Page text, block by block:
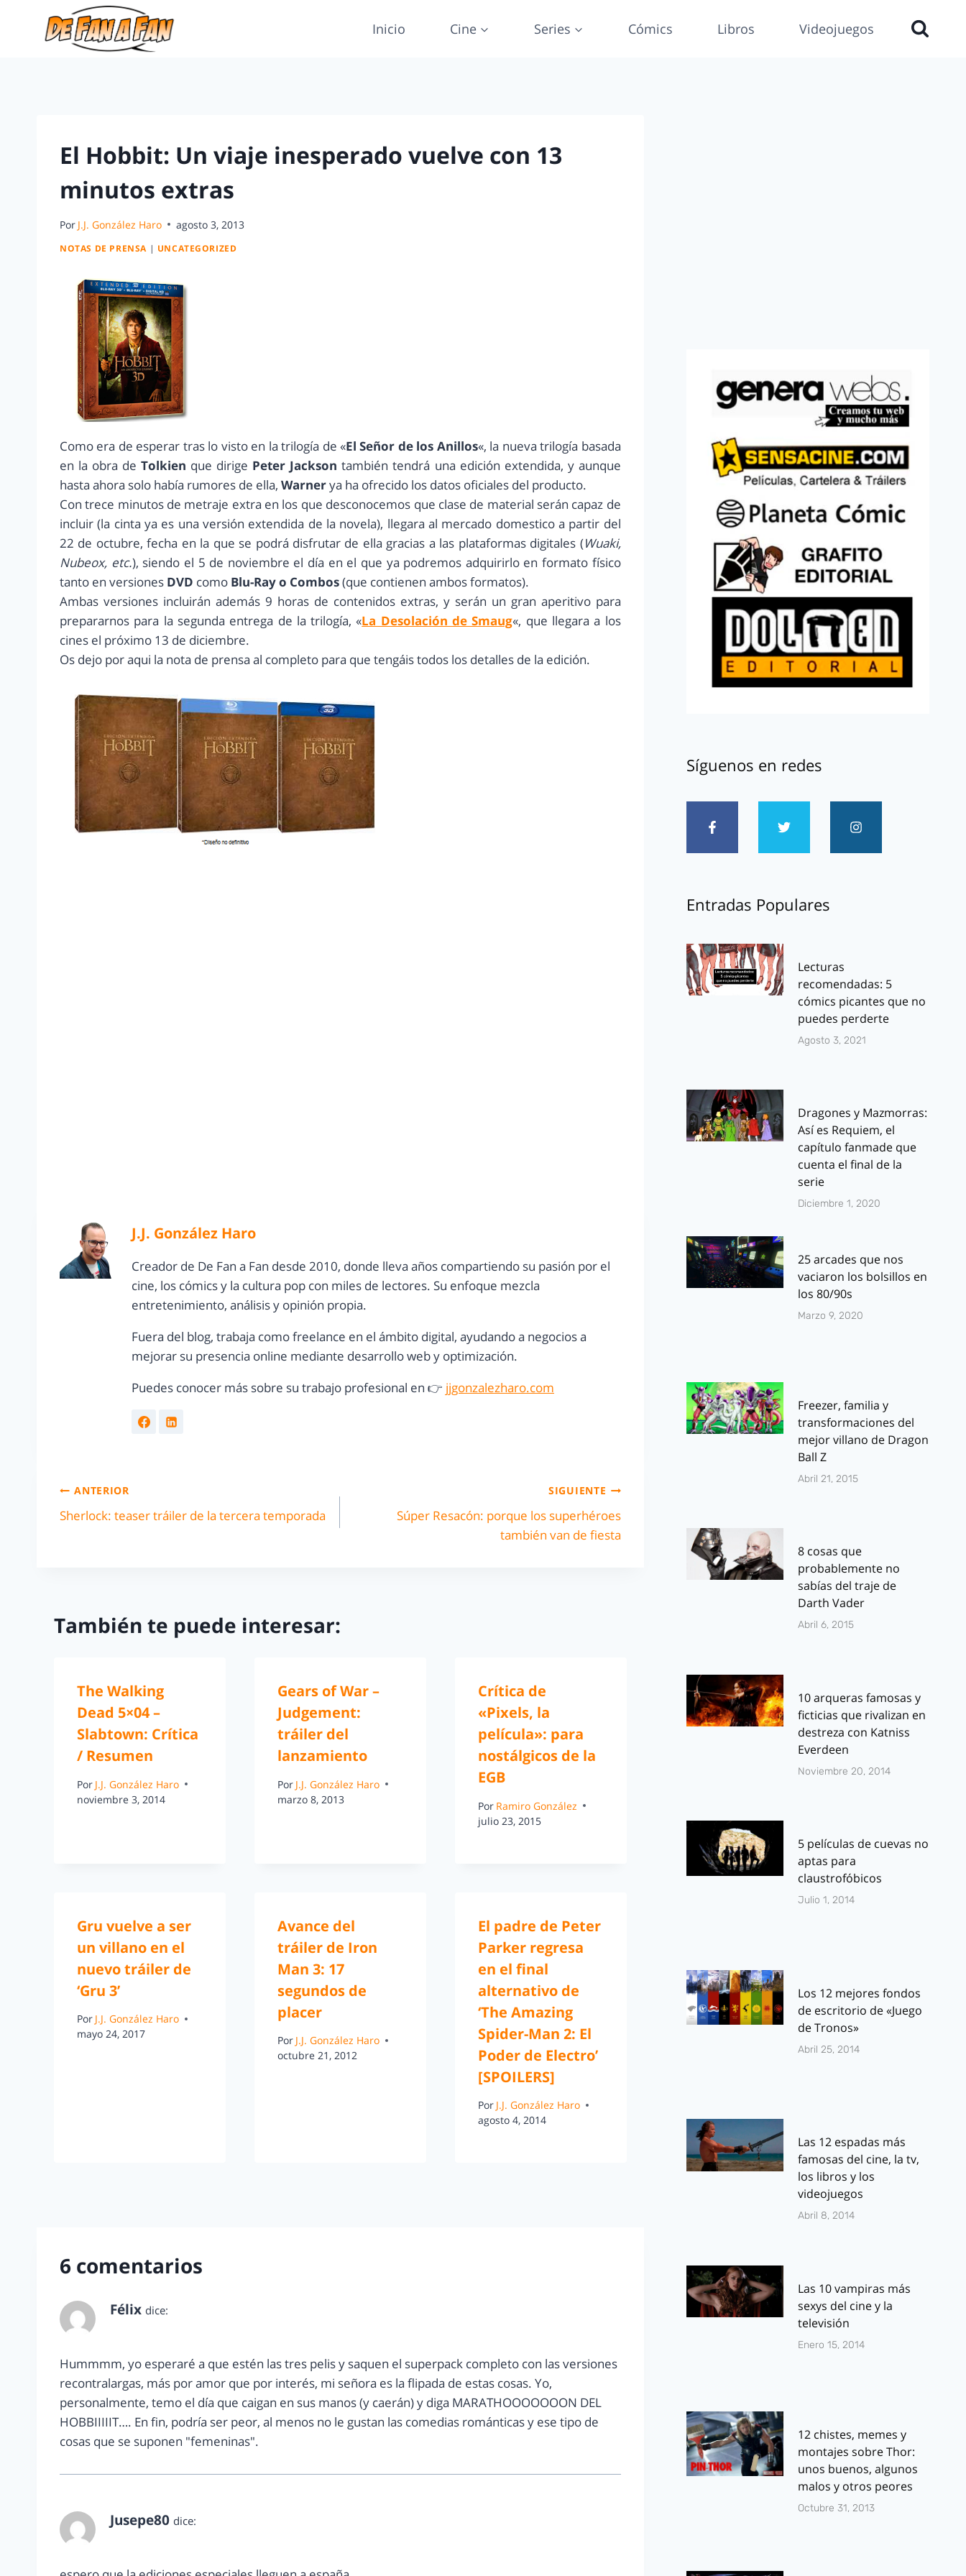
Inicio Cine Series Cómics Libros Videojuegos
El Hobbit: Un viaje inesperado vuelve con 13
minutos extras
Por J.J. González Haro agosto 3, 2013
NOTAS DE PRENSA | UNCATEGORIZED
Como era de esperar tras lo visto en la trilogía de «El Señor de los Anillos«, la nueva trilogía basada
en la obra de Tolkien que dirige Peter Jackson también tendrá una edición extendida, y aunque
hasta ahora solo había rumores de ella, Warnerya ha ofrecido los datos oficiales del producto.
Con trece minutos de metraje extra en los que desconocemos que clase de material serán capaz de
incluir (la cinta ya es una versión extendida de la novela), llegara al mercado domestico a partir del
22 de octubre, fecha en la que se podrá disfrutar de ella gracias a las plataformas digitales (Wuaki,
Nubeox, etc.), siendo el 5 de noviembre el día en el que ya podremos adquirirlo en formato físico
tanto en versiones DVD como Blu-Ray o Combos(que contienen ambos formatos).
Ambas versiones incluirán además 9 horas de contenidos extras, y serán un gran aperitivo para
prepararnos para la segunda entrega de la trilogía, «La Desolación de Smaug«, que llegara a los
cines el próximo 13 de diciembre.
Os dejo por aqui la nota de prensa al completo para que tengáis todos los detalles de la edición.
J.J. González Haro
Creador de De Fan a Fan desde 2010, donde lleva años compartiendo su pasión por el
cine, los cómics y la cultura pop con miles de lectores. Su enfoque mezcla
entretenimiento, análisis y opinión propia.
Fuera del blog, trabaja como freelance en el ámbito digital, ayudando a negocios a
mejorar su presencia online mediante desarrollo web y optimización.
Puedes conocer más sobre su trabajo profesional en 👉 jjgonzalezharo.com
ANTERIOR
Sherlock: teaser tráiler de la tercera temporada
SIGUIENTE
Súper Resacón: porque los superhéroes
también van de fiesta
También te puede interesar:
The Walking
Dead 5×04 –
Slabtown: Crítica
/ Resumen
Por J.J. González Haro
noviembre 3, 2014
Gears of War –
Judgement:
tráiler del
lanzamiento
Por J.J. González Haro
marzo 8, 2013
Crítica de
«Pixels, la
película»: para
nostálgicos de la
EGB
Por Ramiro González
julio 23, 2015
Gru vuelve a ser
un villano en el
nuevo tráiler de
‘Gru 3’
Por J.J. González Haro
mayo 24, 2017
Avance del
tráiler de Iron
Man 3: 17
segundos de
placer
Por J.J. González Haro
octubre 21, 2012
El padre de Peter
Parker regresa
en el final
alternativo de
‘The Amazing
Spider-Man 2: El
Poder de Electro’
[SPOILERS]
Por J.J. González Haro
agosto 4, 2014
6 comentarios
Félix dice:
Hummmm, yo esperaré a que estén las tres pelis y saquen el superpack completo con las versiones
recontralargas, más por amor que por interés, mi señora es la flipada de estas cosas. Yo,
personalmente, temo el día que caigan en sus manos (y caerán) y diga MARATHOOOOOOON DEL
HOBBIIIIIT…. En fin, podría ser peor, al menos no le gustan las comedias románticas y ese tipo de
cosas que se suponen "femeninas".
Jusepe80 dice:
Síguenos en redes
Entradas Populares
Lecturas
recomendadas: 5
cómics picantes que no
puedes perderte
Agosto 3, 2021
Dragones y Mazmorras:
Así es Requiem, el
capítulo fanmade que
cuenta el final de la
serie
Diciembre 1, 2020
25 arcades que nos
vaciaron los bolsillos en
los 80/90s
Marzo 9, 2020
Freezer, familia y
transformaciones del
mejor villano de Dragon
Ball Z
Abril 21, 2015
8 cosas que
probablemente no
sabías del traje de
Darth Vader
Abril 6, 2015
10 arqueras famosas y
ficticias que rivalizan en
destreza con Katniss
Everdeen
Noviembre 20, 2014
5 películas de cuevas no
aptas para
claustrofóbicos
Julio 1, 2014
Los 12 mejores fondos
de escritorio de «Juego
de Tronos»
Abril 25, 2014
Las 12 espadas más
famosas del cine, la tv,
los libros y los
videojuegos
Abril 8, 2014
Las 10 vampiras más
sexys del cine y la
televisión
Enero 15, 2014
12 chistes, memes y
montajes sobre Thor:
unos buenos, algunos
malos y otros peores
Octubre 31, 2013